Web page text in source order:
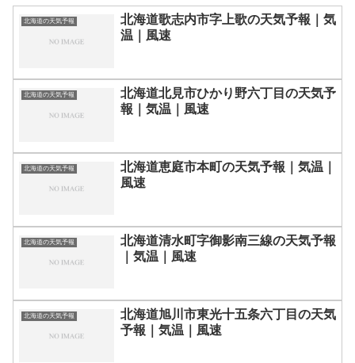
北海道の天気予報
北海道歌志内市字上歌の天気予報｜気
温｜風速
北海道の天気予報
北海道北見市ひかり野六丁目の天気予
報｜気温｜風速
北海道の天気予報
北海道恵庭市本町の天気予報｜気温｜
風速
北海道の天気予報
北海道清水町字御影南三線の天気予報
｜気温｜風速
北海道の天気予報
北海道旭川市東光十五条六丁目の天気
予報｜気温｜風速